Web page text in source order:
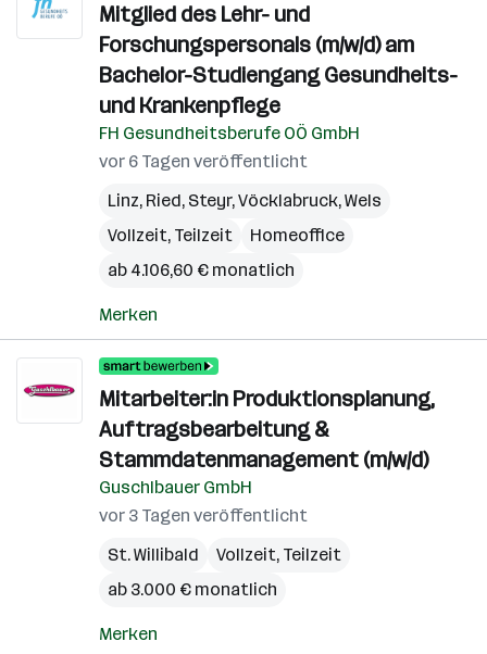
Mitglied des Lehr- und
Forschungspersonals (m/w/d) am
Bachelor-Studiengang Gesundheits-
und Krankenpflege
FH Gesundheitsberufe OÖ GmbH
vor 6 Tagen veröffentlicht
Linz, Ried, Steyr,Vöcklabruck,Wels
Vollzeit, Teilzeit
Homeoffice
ab 4.106,60 € monatlich
Merken
Mitarbeiter:in Produktionsplanung,
Auftragsbearbeitung &
Stammdatenmanagement (m/w/d)
Guschlbauer GmbH
vor 3 Tagen veröffentlicht
St. Willibald
Vollzeit, Teilzeit
ab 3.000 € monatlich
Merken